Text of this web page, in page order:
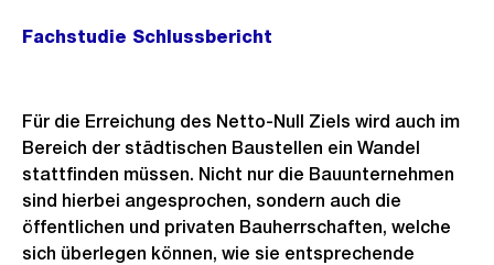
Fachstudie Schlussbericht
Für die Erreichung des Netto-Null Ziels wird auch im
Bereich der städtischen Baustellen ein Wandel
stattfinden müssen. Nicht nur die Bauunternehmen
sind hierbei angesprochen, sondern auch die
öffentlichen und privaten Bauherrschaften, welche
sich überlegen können, wie sie entsprechende